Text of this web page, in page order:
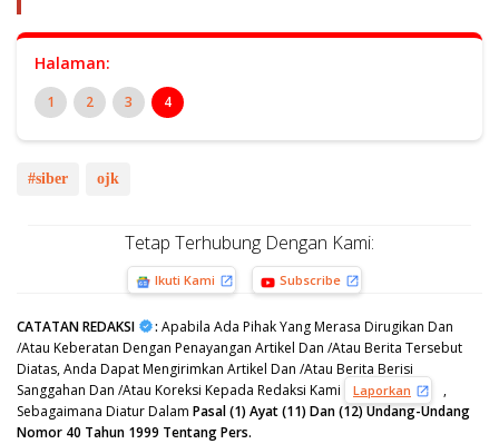
Halaman:
1 2 3 4
#siber ojk
Tetap Terhubung Dengan Kami:
Ikuti Kami Subscribe
CATATAN REDAKSI : Apabila Ada Pihak Yang Merasa Dirugikan Dan
/Atau Keberatan Dengan Penayangan Artikel Dan /Atau Berita Tersebut
Diatas, Anda Dapat Mengirimkan Artikel Dan /Atau Berita Berisi
Sanggahan Dan /Atau Koreksi Kepada Redaksi Kami
Laporkan
,
Sebagaimana Diatur Dalam Pasal (1) Ayat (11) Dan (12) Undang-Undang
Nomor 40 Tahun 1999 Tentang Pers.